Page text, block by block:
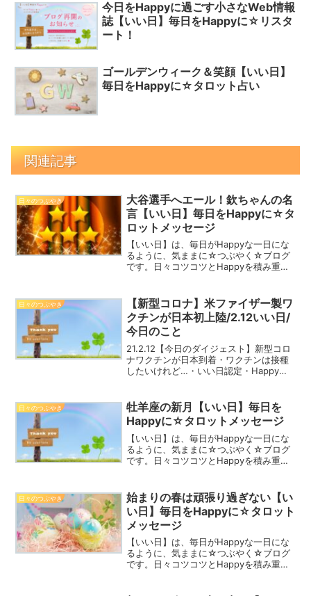
今日をHappyに過ごす小さなWeb情報
誌【いい日】毎日をHappyに☆リスタ
ート！
ゴールデンウィーク＆笑顔【いい日】
毎日をHappyに☆タロット占い
関連記事
日々のつぶやき
大谷選手へエール！欽ちゃんの名
言【いい日】毎日をHappyに☆タ
ロットメッセージ
【いい日】は、毎日がHappyな一日にな
るように、気ままに☆つぶやく☆ブログ
です。日々コツコツとHappyを積み重ね
葉：変わらぬ愛Happy☆つぶやきお笑い
界...
日々のつぶやき
【新型コロナ】米ファイザー製ワ
クチンが日本初上陸/2.12いい日/
今日のこと
21.2.12【今日のダイジェスト】新型コロ
ナワクチンが日本到着・ワクチンは接種
したいけれど…・いい日認定・Happyの
日々のつぶやき
牡羊座の新月【いい日】毎日を
Happyに☆タロットメッセージ
【いい日】は、毎日がHappyな一日にな
るように、気ままに☆つぶやく☆ブログ
です。日々コツコツとHappyを積み重ね
潔・精神の美・優美な女性Happy☆つ
ぶ...
日々のつぶやき
始まりの春は頑張り過ぎない【い
い日】毎日をHappyに☆タロット
メッセージ
【いい日】は、毎日がHappyな一日にな
るように、気ままに☆つぶやく☆ブログ
です。日々コツコツとHappyを積み重ね